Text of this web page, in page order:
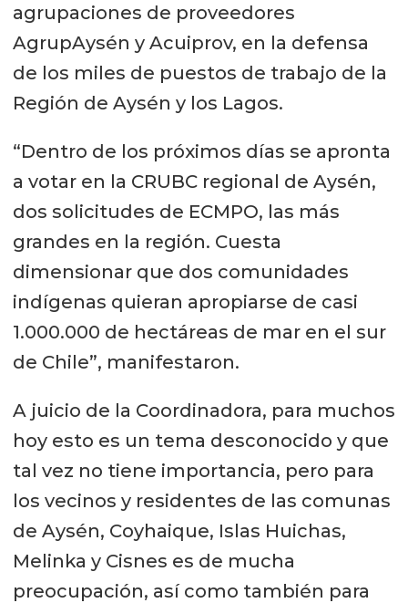
agrupaciones de proveedores
AgrupAysén y Acuiprov, en la defensa
de los miles de puestos de trabajo de la
Región de Aysén y los Lagos.
“Dentro de los próximos días se apronta
a votar en la CRUBC regional de Aysén,
dos solicitudes de ECMPO, las más
grandes en la región. Cuesta
dimensionar que dos comunidades
indígenas quieran apropiarse de casi
1.000.000 de hectáreas de mar en el sur
de Chile”, manifestaron.
A juicio de la Coordinadora, para muchos
hoy esto es un tema desconocido y que
tal vez no tiene importancia, pero para
los vecinos y residentes de las comunas
de Aysén, Coyhaique, Islas Huichas,
Melinka y Cisnes es de mucha
preocupación, así como también para